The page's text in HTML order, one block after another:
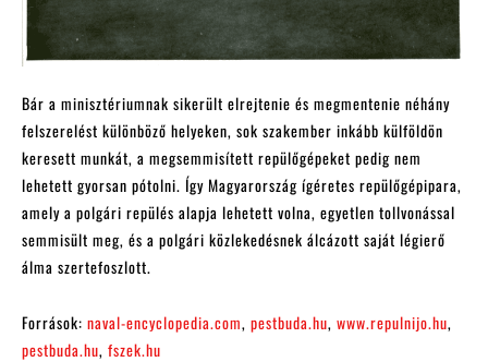
Bár a minisztériumnak sikerült elrejtenie és megmentenie néhány
felszerelést különböző helyeken, sok szakember inkább külföldön
keresett munkát, a megsemmisített repülőgépeket pedig nem
lehetett gyorsan pótolni. Így Magyarország ígéretes repülőgépipara,
amely a polgári repülés alapja lehetett volna, egyetlen tollvonással
semmisült meg, és a polgári közlekedésnek álcázott saját légierő
álma szertefoszlott.
Források: naval-encyclopedia.com, pestbuda.hu, www.repulnijo.hu,
pestbuda.hu, fszek.hu